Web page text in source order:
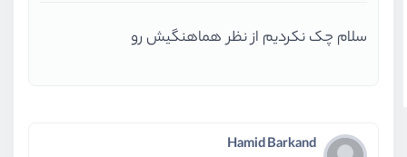
سلام چک نکردیم از نظر هماهنگیش رو
Hamid Barkand